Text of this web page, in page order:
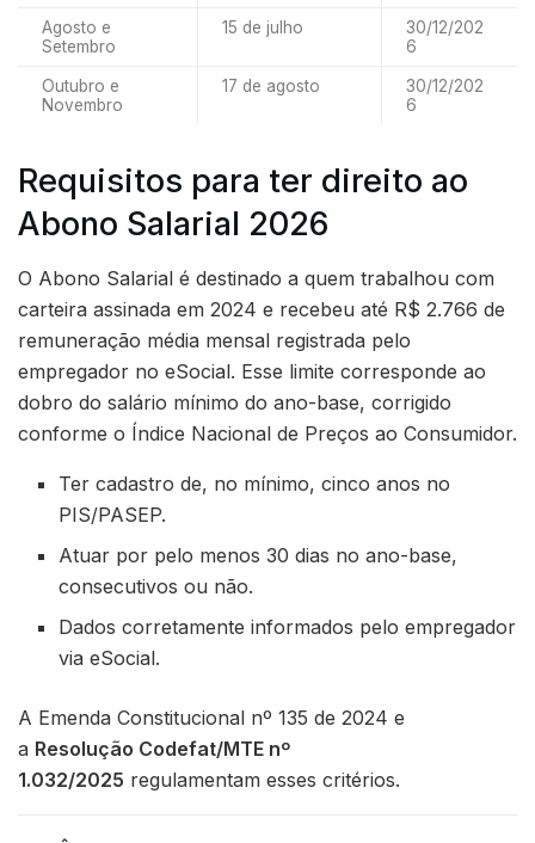
Agosto e
Setembro
15 de julho
30/12/202
6
Outubro e
Novembro
17 de agosto
30/12/202
6
Requisitos para ter direito ao
Abono Salarial 2026
O Abono Salarial é destinado a quem trabalhou com
carteira assinada em 2024 e recebeu até R$ 2.766 de
remuneração média mensal registrada pelo
empregador no eSocial. Esse limite corresponde ao
dobro do salário mínimo do ano-base, corrigido
conforme o Índice Nacional de Preços ao Consumidor.
Ter cadastro de, no mínimo, cinco anos no
PIS/PASEP.
Atuar por pelo menos 30 dias no ano-base,
consecutivos ou não.
Dados corretamente informados pelo empregador
via eSocial.
A Emenda Constitucional nº 135 de 2024 e
a Resolução Codefat/MTE nº
1.032/2025 regulamentam esses critérios.